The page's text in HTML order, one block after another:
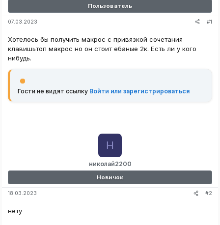
Пользователь
07.03.2023 #1
Хотелось бы получить макрос с привязкой сочетания
клавишьтоп макрос но он стоит ебаные 2к. Есть ли у кого
нибудь.
Гости не видят ссылку Войти или зарегистрироваться
николай2200
Н
Новичок
18.03.2023 #2
нету